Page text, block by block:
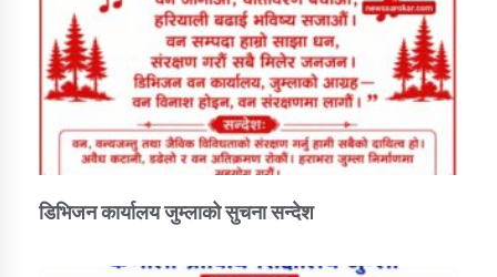
कर्णाली प्राविधि शिक्षालय जुम्लाको सुचना
डिभिजन कार्यालय जुम्लाको सुचना सन्देश